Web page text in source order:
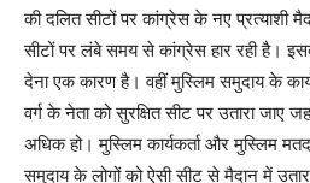
की दलित सीटों पर कांग्रेस के नए प्रत्याशी
सीटों पर लंबे समय से कांग्रेस हार रही है।
देना एक कारण है। वहीं मुस्लिम समुदाय के
वर्ग के नेता को सुरक्षित सीट पर उतारा जाए
अधिक हो। मुस्लिम कार्यकर्ता और मुस्लिम
समुदाय के लोगों को ऐसी सीट से मैदान में